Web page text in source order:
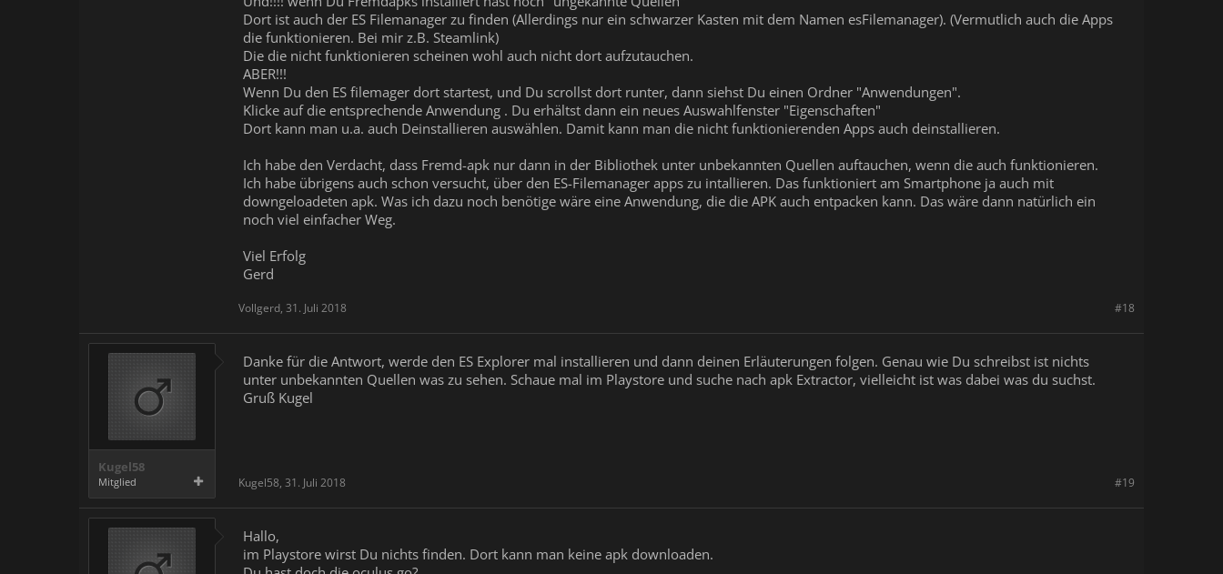
Dort ist auch der ES Filemanager zu finden (Allerdings nur ein schwarzer Kasten mit dem Namen esFilemanager). (Vermutlich auch die Apps
die funktionieren. Bei mir z.B. Steamlink)
Die die nicht funktionieren scheinen wohl auch nicht dort aufzutauchen.
ABER!!!
Wenn Du den ES filemager dort startest, und Du scrollst dort runter, dann siehst Du einen Ordner "Anwendungen".
Klicke auf die entsprechende Anwendung . Du erhältst dann ein neues Auswahlfenster "Eigenschaften"
Dort kann man u.a. auch Deinstallieren auswählen. Damit kann man die nicht funktionierenden Apps auch deinstallieren.
Ich habe den Verdacht, dass Fremd-apk nur dann in der Bibliothek unter unbekannten Quellen auftauchen, wenn die auch funktionieren.
Ich habe übrigens auch schon versucht, über den ES-Filemanager apps zu intallieren. Das funktioniert am Smartphone ja auch mit
downgeloadeten apk. Was ich dazu noch benötige wäre eine Anwendung, die die APK auch entpacken kann. Das wäre dann natürlich ein
noch viel einfacher Weg.
Viel Erfolg
Gerd
#18
Vollgerd, 31. Juli 2018
Kugel58
Mitglied
Danke für die Antwort, werde den ES Explorer mal installieren und dann deinen Erläuterungen folgen. Genau wie Du schreibst ist nichts
unter unbekannten Quellen was zu sehen. Schaue mal im Playstore und suche nach apk Extractor, vielleicht ist was dabei was du suchst.
Gruß Kugel
#19
Kugel58, 31. Juli 2018
Hallo,
im Playstore wirst Du nichts finden. Dort kann man keine apk downloaden.